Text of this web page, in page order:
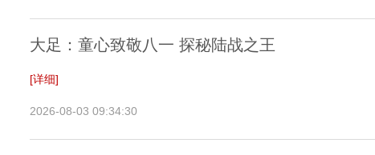
大足：童心致敬八一 探秘陆战之王
[详细]
2026-08-03 09:34:30